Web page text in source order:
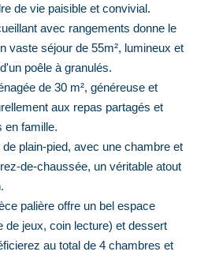
de vie paisible et convivial.
avec rangements donne le
vaste séjour de 55m², lumineux et
poêle à granulés.
de 30 m², généreuse et
aux repas partagés et
en famille.
plain-pied, avec une chambre et
de-chaussée, un véritable atout
palière offre un bel espace
de jeux, coin lecture) et dessert
au total de 4 chambres et